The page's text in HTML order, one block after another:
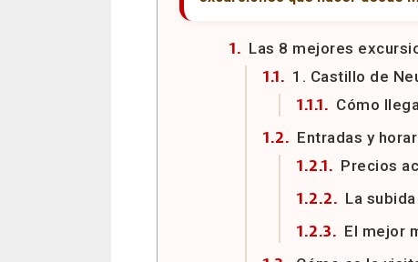
Las 8 mejores
1. Castillo de
Cómo
Entradas y
Precios
La
El mejor